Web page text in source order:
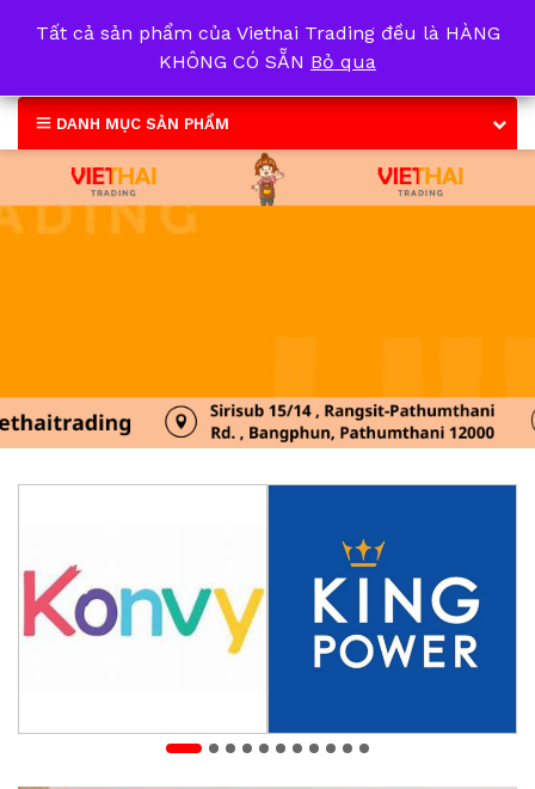
DANH MỤC SẢN PHẨM
Tất cả sản phẩm của Viethai Trading đều là HÀNG
KHÔNG CÓ SẴN Bỏ qua